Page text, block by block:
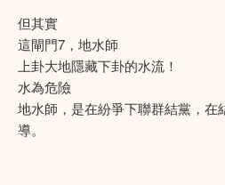
但其實
這閘門7，地水師
上卦大地隱藏下卦的水流！
水為危險
地水師，是在紛爭下聯群結黨，在
導。